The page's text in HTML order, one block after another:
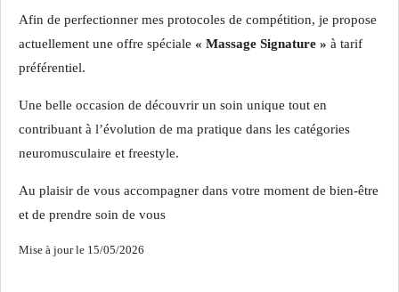
Afin de perfectionner mes protocoles de compétition, je propose
actuellement une offre spéciale « Massage Signature » à tarif
préférentiel.
Une belle occasion de découvrir un soin unique tout en
contribuant à l’évolution de ma pratique dans les catégories
neuromusculaire et freestyle.
Au plaisir de vous accompagner dans votre moment de bien-être
et de prendre soin de vous
Mise à jour le 15/05/2026